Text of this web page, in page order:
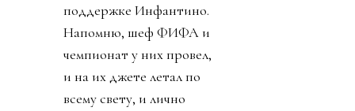
поддержке Инфантино.
Напомню, шеф ФИФА и
чемпионат у них провел,
и на их джете летал по
всему свету, и лично